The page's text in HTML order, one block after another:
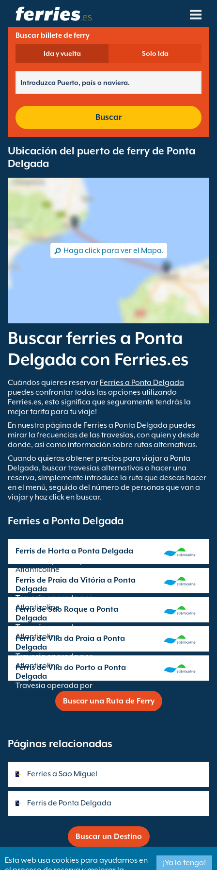
.es
Compañías Navieras
Destinos De Ferries
Puertos De Ferry
Buscar billete de ferry
Ida y vuelta Solo Ida
Buscar
Ubicación del puerto de ferry de Ponta
Delgada
Haga click para ver el Mapa.
Buscar ferries a Ponta
Delgada con Ferries.es
Cuándos quieres reservar Ferries a Ponta Delgada
puedes confrontar todas las opciones utilizando
Ferries.es, esto significa que seguramente tendrás la
mejor tarifa para tu viaje!
En nuestra página de Ferries a Ponta Delgada puedes
mirar la frecuencias de las travesías, con quien y desde
donde, así como información sobre rutas alternativas.
Cuando quieras obtener precios para viajar a Ponta
Delgada, buscar travesías alternativas o hacer una
reserva, simplemente introduce la ruta que deseas hacer
en el menú, seguido del número de personas que van a
viajar y haz click en buscar.
Ferries a Ponta Delgada
Ferris de Horta a Ponta Delgada
Atlanticoline
Ferris de Praia da Vitória a Ponta
Delgada
Travesía operada por
Atlanticoline
Ferris de Sao Roque a Ponta
Delgada
Travesía operada por
Atlanticoline
Ferris de Vila da Praia a Ponta
Delgada
Travesía operada por
Atlanticoline
Ferris de Vila do Porto a Ponta
Delgada
Travesía operada por
Atlanticoline
Buscar una Ruta de Ferry
Páginas relacionadas
Ferries a Sao Miguel
Ferris de Ponta Delgada
Buscar un Destino
Esta web usa cookies para ayudarnos en
¡Ya lo tengo!